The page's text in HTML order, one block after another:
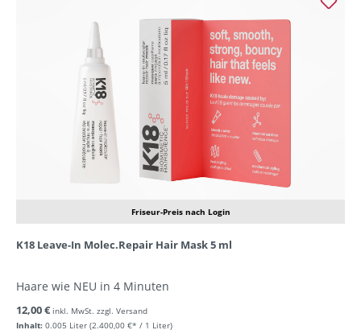
Friseur-Preis nach Login
K18 Leave-In Molec.Repair Hair Mask 5 ml
Haare wie NEU in 4 Minuten
Inhalt: 0.005 Liter (2.400,00 €* / 1 Liter)
12,00 € inkl. MwSt. zzgl. Versand